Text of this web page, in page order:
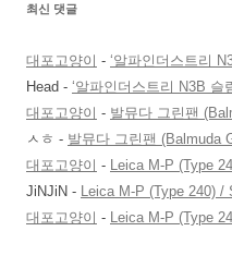
최신 댓글
대포고양이 - ‘알파인더스트리
Head - ‘알파인더스트리 N3B 슬
대포고양이 - 발뮤다 그린팬
ㅅㅎ - 발뮤다 그린팬 (Balmuda
대포고양이 - Leica M-P (Type
JiNJiN - Leica M-P (Type 240) /
대포고양이 - Leica M-P (Type